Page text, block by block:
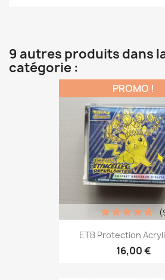
9 autres produits dans
catégorie :
ETB Protection
16,00 €
PROMO !